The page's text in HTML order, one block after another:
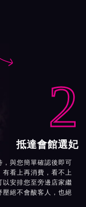
2
抵達會館選妃
與您簡單確認後即可
看上再消費，看不上
安排您至旁邊店家繼
絕不會酸客人，也絕